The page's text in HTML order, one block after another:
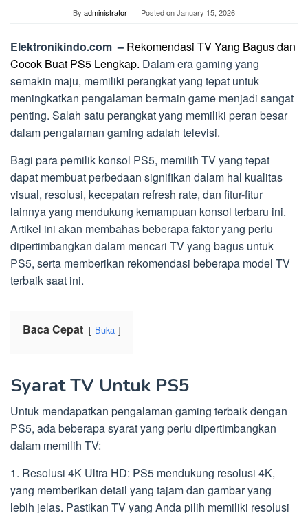
By administrator Posted onJanuary 15, 2026
Elektronikindo.com – Rekomendasi TV Yang Bagus dan
Cocok Buat PS5 Lengkap. Dalam era gaming yang
semakin maju, memiliki perangkat yang tepat untuk
meningkatkan pengalaman bermain game menjadi sangat
penting. Salah satu perangkat yang memiliki peran besar
dalam pengalaman gaming adalah televisi.
Bagi para pemilik konsol PS5, memilih TV yang tepat
dapat membuat perbedaan signifikan dalam hal kualitas
visual, resolusi, kecepatan refresh rate, dan fitur-fitur
lainnya yang mendukung kemampuan konsol terbaru ini.
Artikel ini akan membahas beberapa faktor yang perlu
dipertimbangkan dalam mencari TV yang bagus untuk
PS5, serta memberikan rekomendasi beberapa model TV
terbaik saat ini.
Baca Cepat Buka
Syarat TV Untuk PS5
Untuk mendapatkan pengalaman gaming terbaik dengan
PS5, ada beberapa syarat yang perlu dipertimbangkan
dalam memilih TV:
1. Resolusi 4K Ultra HD: PS5 mendukung resolusi 4K,
yang memberikan detail yang tajam dan gambar yang
lebih jelas. Pastikan TV yang Anda pilih memiliki resolusi